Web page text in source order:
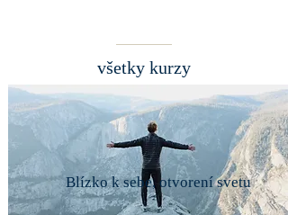
všetky kurzy
Blízko k sebe, otvorení svetu